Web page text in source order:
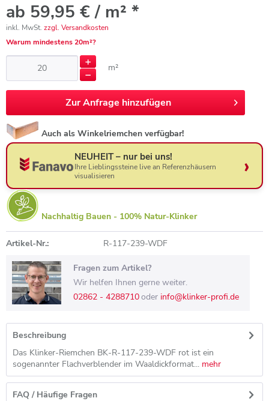
ab 59,95 € / m² *
inkl. MwSt. zzgl. Versandkosten
Warum mindestens 20m²?
m²
ZurAnfrage hinzufügen
Auch als Winkelriemchen verfügbar!
NEUHEIT – nur bei uns!
Ihre Lieblingssteine live an Referenzhäusern
visualisieren
Nachhaltig Bauen - 100% Natur-Klinker
Artikel-Nr.: R-117-239-WDF
Fragen zum Artikel?
Wir helfen Ihnen gerne weiter.
02862 - 4288710oder info@klinker-profi.de
Beschreibung
Das Klinker-Riemchen BK-R-117-239-WDF rot ist ein
sogenannter Flachverblender im Waaldickformat... mehr
FAQ / Häufige Fragen